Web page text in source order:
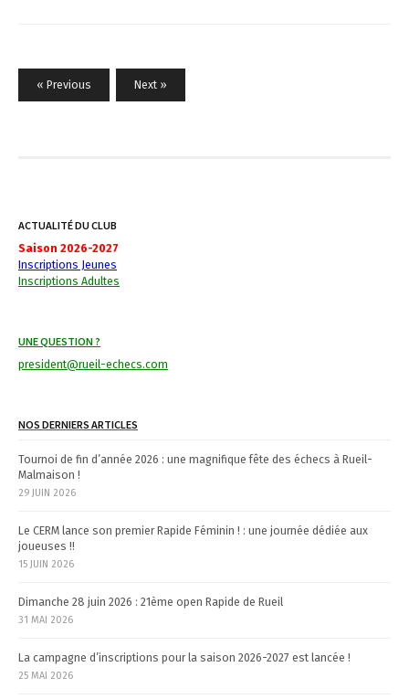
g
a
t
n
d
s
a
r
t
i
c
e
s
« Previous Next »
ACTUALITÉ DU CLUB
Saison 2026-2027
Inscriptions Jeunes
Inscriptions Adultes
UNE QUESTION ?
president@rueil-echecs.com
NOS DERNIERS ARTICLES
Tournoi de fin d’année 2026 : une magnifique fête des échecs à Rueil-
Malmaison !
29 JUIN 2026
Le CERM lance son premier Rapide Féminin ! : une journée dédiée aux
joueuses !!
15 JUIN 2026
Dimanche 28 juin 2026 : 21ème open Rapide de Rueil
31 MAI 2026
La campagne d’inscriptions pour la saison 2026-2027 est lancée !
25 MAI 2026